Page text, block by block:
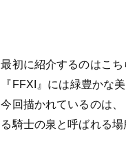
最初に紹介するのはこち
『FFXI』には緑豊かな
今回描かれているのは
る騎士の泉と呼ばれる場